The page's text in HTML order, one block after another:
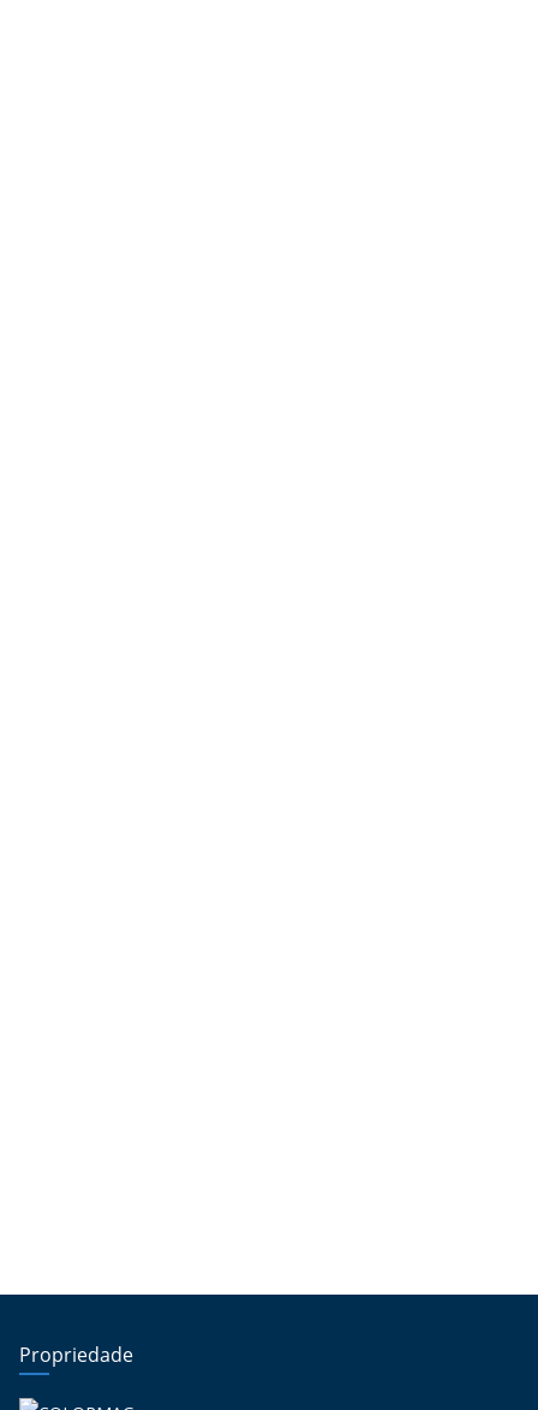
Propriedade